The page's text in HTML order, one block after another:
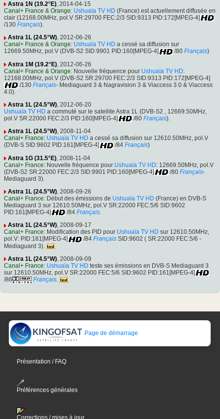
Astra 1N (19.2°E), 2014-04-15
Canal+ France & Orange: Ushuaïa TV HD (France) est actuellement diffusée en
clair (12168.00MHz, pol.V SR:29700 FEC:2/3 SID:9313 PID:172[MPEG-4]
/130 Français).
Astra 1L (24.5°W), 2012-06-26
Canal+ France & Orange: Ushuaïa TV HD a cessé sa diffusion sur
12669.50MHz, pol.V (DVB-S2 SID:9901 PID:160[MPEG-4]
/80 Français)
Astra 1M (19.2°E) , 2012-06-26
Canal+ France & Orange: Nouvelle fréquence pour Ushuaïa TV HD:
12168.00MHz, pol.V (DVB-S2 SR:29700 FEC:2/3 SID:9313 PID:172[MPEG-4]
/130 Français- Mediaguard 3 & Nagravision 3 & Viaccess 3.0 & Viaccess
4.0).
Astra 1L (24.5°W), 2012-06-20
Ushuaïa TV HD a commuté sur le satellite Astra 1L (DVB-S2 , 12669.50MHz,
pol.V SR:22000 FEC:2/3 PID:160[MPEG-4]
/80 Français).
Astra 1L (24.5°W), 2008-11-04
Canal+ France: Ushuaïa TV HD a cessé sa diffusion sur 12610.50MHz, pol.V
(DVB-S SID:9602 PID:161[MPEG-4]
/84 Français)
Astra 1G (31.5°E) , 2008-11-04
Canal+ France: Nouvelle fréquence pour Ushuaïa TV HD: 12669.50MHz, pol.V
(DVB-S2 SR:22000 FEC:2/3 SID:9901 PID:160[MPEG-4]
/80 Français-
Mediaguard 3).
Astra 1L (24.5°W), 2008-09-26
Canal+ France: Début des émissions de Ushuaïa TV HD (France) en DVB-S
Mediaguard 3 sur 12610.50MHz, pol.V SR:22000 FEC:5/6 SID:9602
PID:161[MPEG-4]
/84 Français.
Astra 1L (24.5°W), 2008-09-17
Canal+ France: Modification des PID pour Ushuaïa TV HD sur 12610.50MHz,
pol.V: PID:161[MPEG-4]
/84 Français SID:9602 ( SR:22000 FEC:5/6 -
Mediaguard 3).
Astra 1L (24.5°W) , 2008-09-09
Canal+ France: Ushuaïa TV HD teste ses émissions en DVB-S Mediaguard 3
sur 12610.50MHz, pol.V SR:22000 FEC:5/6 SID:9602 PID:161[MPEG-4]
/86
Français.
Page de démarrage
Présentation / FAQ
Préférences générales
Corrections / mises à jour